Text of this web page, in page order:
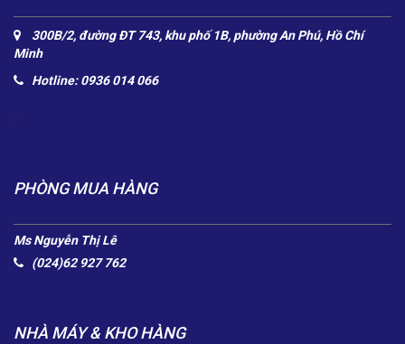
300B/2, đường ĐT 743, khu phố 1B, phường An Phú, Hồ Chí
Minh
Hotline: 0936 014 066
.
PHÒNG MUA HÀNG
Ms Nguyễn Thị Lê
(024)62 927 762
NHÀ MÁY & KHO HÀNG